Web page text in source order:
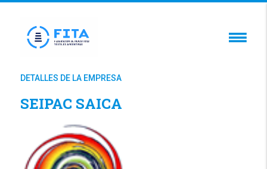
DETALLES DE LA EMPRESA
SEIPAC SAICA